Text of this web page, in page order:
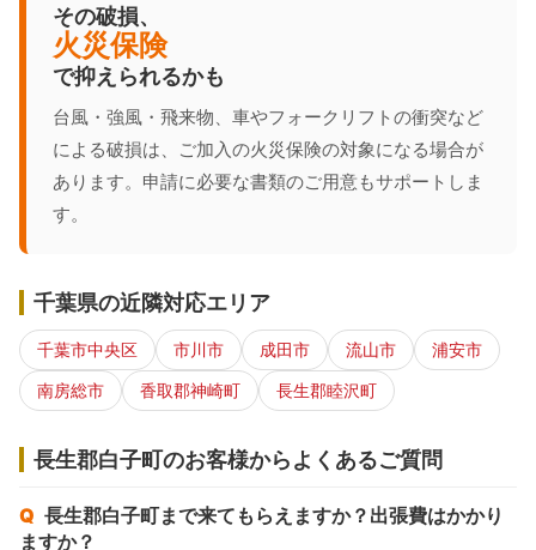
その破損、
火災保険
で抑えられるかも
台風・強風・飛来物、車やフォークリフトの衝突など
による破損は、ご加入の火災保険の対象になる場合が
あります。申請に必要な書類のご用意もサポートしま
す。
千葉県の近隣対応エリア
千葉市中央区 市川市 成田市 流山市
浦安市
南房総市
香取郡神崎町 長生郡睦沢町
長生郡白子町のお客様からよくあるご質問
長生郡白子町まで来てもらえますか？出張費はかかり
ますか？